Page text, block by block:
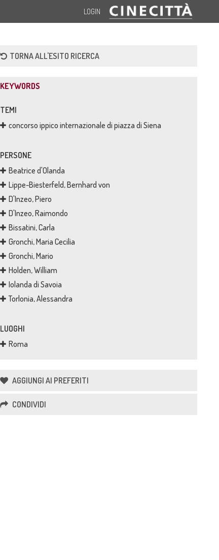
LOGIN
TORNA ALL'ESITO RICERCA
KEYWORDS
TEMI
concorso ippico internazionale di piazza di Siena
PERSONE
Beatrice d'Olanda
Lippe-Biesterfeld, Bernhard von
D'Inzeo, Piero
D'Inzeo, Raimondo
Bissatini, Carla
Gronchi, Maria Cecilia
Gronchi, Mario
Holden, William
Iolanda di Savoia
Torlonia, Alessandra
LUOGHI
Roma
AGGIUNGI AI PREFERITI
CONDIVIDI